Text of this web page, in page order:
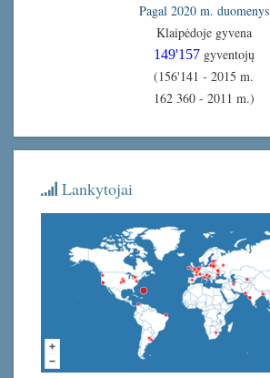
Pagal 2020 m. duomenys
Klaipėdoje gyvena
149'157 gyventojų
(156'141 - 2015 m.
162 360 - 2011 m.)
Lankytojai